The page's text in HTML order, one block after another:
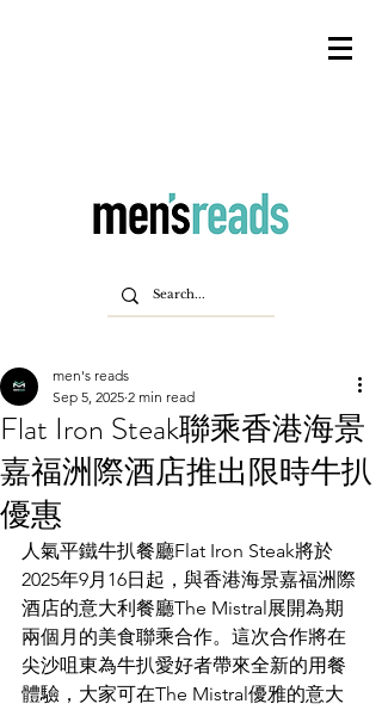
Flat Iron Steak聯乘香港海景
嘉福洲際酒店推出限時牛扒
優惠
men's reads
Sep 5, 2025 2 min read
人氣平鐵牛扒餐廳Flat Iron Steak將於
2025年9月16日起，與香港海景嘉福洲際
酒店的意大利餐廳The Mistral展開為期
兩個月的美食聯乘合作。這次合作將在
尖沙咀東為牛扒愛好者帶來全新的用餐
體驗，大家可在The Mistral優雅的意大